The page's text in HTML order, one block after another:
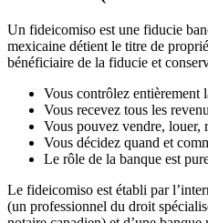
Un fideicomiso est une fiducie
mexicaine détient le titre de
bénéficiaire de la fiducie et
Vous contrôlez entièrement
Vous recevez tous les
Vous pouvez vendre, louer,
Vous décidez quand et
Le rôle de la banque est
Le fideicomiso est établi par
(un professionnel du droit